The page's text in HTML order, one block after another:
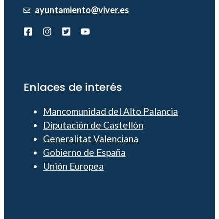
ayuntamiento@viver.es
Enlaces de interés
Mancomunidad del Alto Palancia
Diputación de Castellón
Generalitat Valenciana
Gobierno de España
Unión Europea